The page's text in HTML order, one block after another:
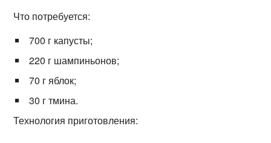
Что потребуется:
700 г капусты;
220 г шампиньонов;
70 г яблок;
30 г тмина.
Технология приготовления: